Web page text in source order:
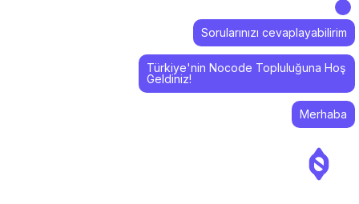
Merhaba
Türkiye'nin Nocode Topluluğuna Hoş
Geldiniz!
Sorularınızı cevaplayabilirim